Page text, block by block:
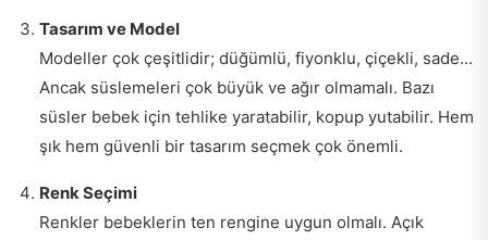
Tasarım ve Model
Modeller çok çeşitlidir; düğümlü, fiyonklu, çiçekli, sade...
Ancak süslemeleri çok büyük ve ağır olmamalı. Bazı
süsler bebek için tehlike yaratabilir, kopup yutabilir. Hem
şık hem güvenli bir tasarım seçmek çok önemli.
Renk Seçimi
Renkler bebeklerin ten rengine uygun olmalı. Açık